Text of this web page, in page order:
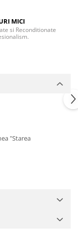
MICI
si Reconditionate
"Starea